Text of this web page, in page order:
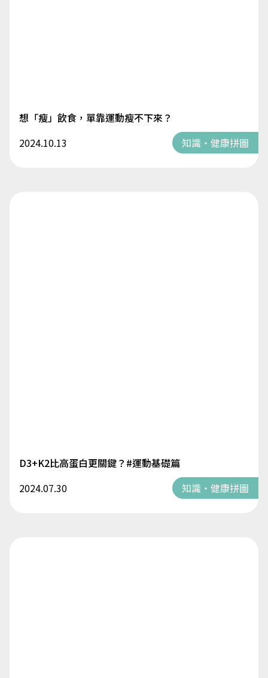
想「瘦」飲食，單靠運動瘦不下來？
2024.10.13
知識・健康拼圖
D3+K2比高蛋白更關鍵？#運動基礎篇
2024.07.30
知識・健康拼圖